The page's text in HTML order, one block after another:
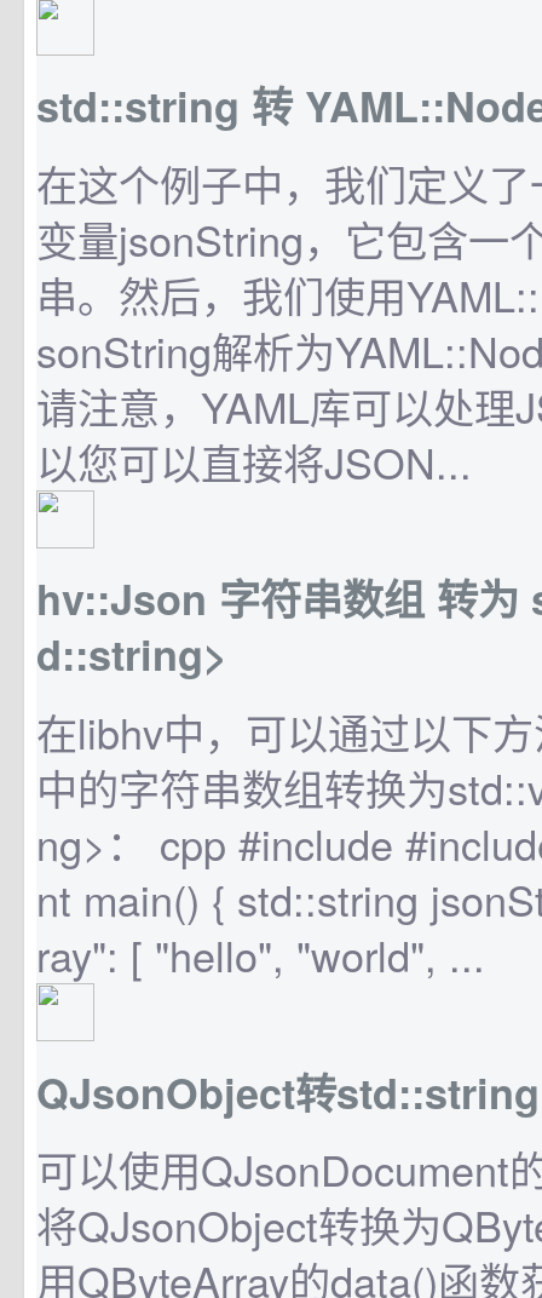
std::string 转
在这个例子中，我们定义
变量jsonString，它包含一
串。然后，我们使用
sonString解析为
请注意，YAML库可以处理
以您可以直接将JSON...
hv::Json 字符串数组 转
d::string>
在libhv中，可以通过以下
中的字符串数组转换为
ng>： cpp #include
nt main() { std::string
ray": [ "hello", "world", ...
QJsonObject转std::string
可以使用QJsonDocument
将QJsonObject转换为
用QByteArray的data()函数